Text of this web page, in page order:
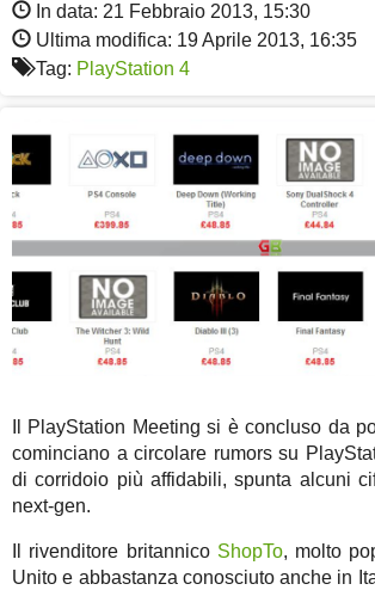
In data: 21 Febbraio 2013, 15:30
Ultima modifica: 19 Aprile 2013, 16:35
Tag: PlayStation 4
Il PlayStation Meeting si è concluso da
cominciano a circolare rumors su
di corridoio più affidabili, spunta alcuni
next-gen.
Il rivenditore britannico ShopTo, molto
Unito e abbastanza conosciuto anche in